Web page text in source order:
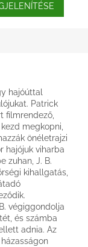
hajóúttal
Patrick
filmrendező,
megkopni,
önéletrajzi
hajójuk viharba
zuhan, J. B.
kihallgatás,
végiggondolja
és számba
adnia. Az